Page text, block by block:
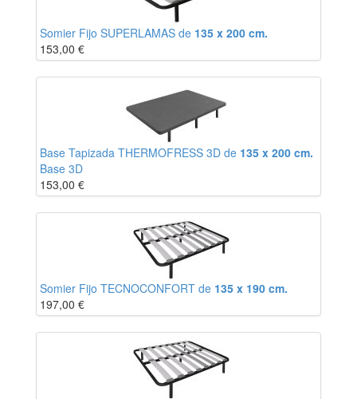
Somier Fijo SUPERLAMAS de 135 x 200 cm.
153,00 €
Base Tapizada THERMOFRESS 3D de 135 x 200 cm.
Base 3D
153,00 €
Somier Fijo TECNOCONFORT de 135 x 190 cm.
197,00 €